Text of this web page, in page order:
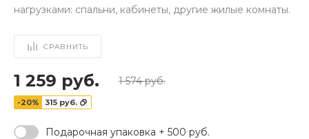
нагрузками: спальни, кабинеты, другие жилые комнаты.
СРАВНИТЬ
1 259 руб. 1 574 руб.
-20% 315 руб.
Подарочная упаковка + 500 руб.